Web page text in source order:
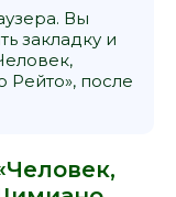
Вы
закладку и
после